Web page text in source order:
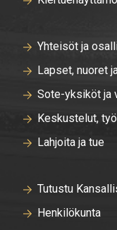
Yhteisöt ja
Lapset, nuoret
Sote-yksiköt ja
Keskustelut,
Lahjoita ja tue
Tutustu
Henkilökunta